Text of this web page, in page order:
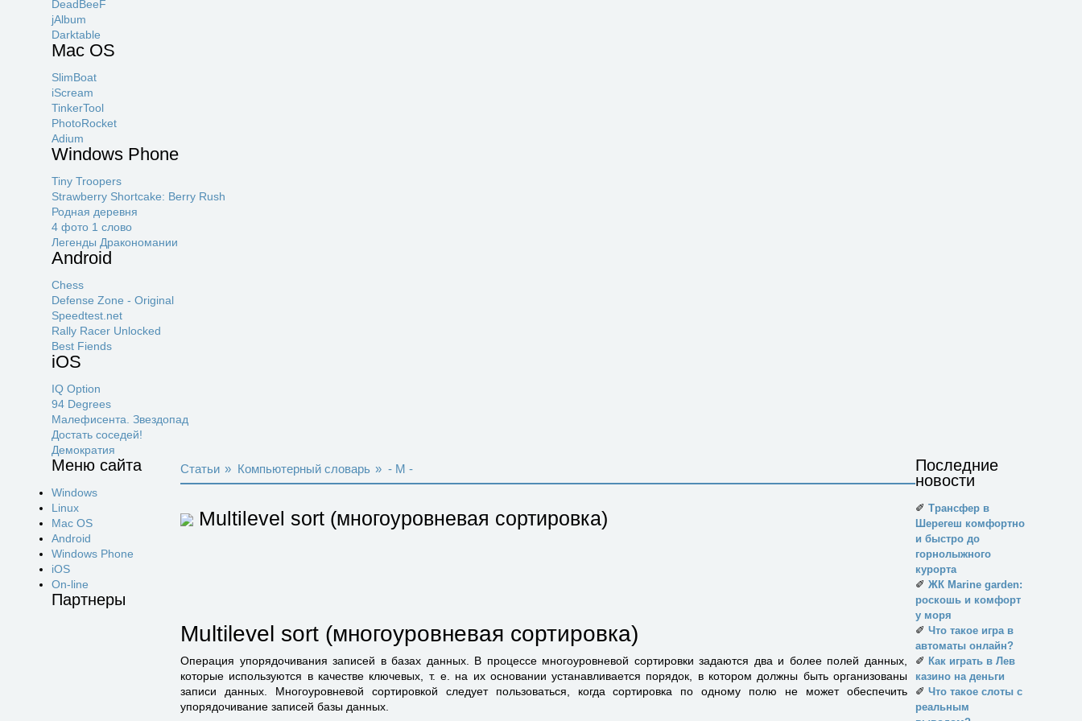
DeadBeeF
jAlbum
Darktable
Mac OS
SlimBoat
iScream
TinkerTool
PhotoRocket
Adium
Windows Phone
Tiny Troopers
Strawberry Shortcake: Berry Rush
Родная деревня
4 фото 1 слово
Легенды Дракономании
Android
Chess
Defense Zone - Original
Speedtest.net
Rally Racer Unlocked
Best Fiends
iOS
IQ Option
94 Degrees
Малефисента. Звездопад
Достать соседей!
Демократия
Меню сайта
Windows
Linux
Mac OS
Android
Windows Phone
iOS
On-line
Партнеры
Статьи » Компьютерный словарь » - M -
Multilevel sort (многоуровневая сортировка)
Multilevel sort (многоуровневая сортировка)
Операция упорядочивания записей в базах данных. В процессе многоуровневой сортировки задаются два и более полей данных,
которые используются в качестве ключевых, т. е. на их основании устанавливается порядок, в котором должны быть организованы
записи данных. Многоуровневой сортировкой следует пользоваться, когда сортировка по одному полю не может обеспечить
упорядочивание записей базы данных.
Последние
новости
✐ Трансфер в
Шерегеш комфортно
и быстро до
горнолыжного
курорта
✐ ЖК Marine garden:
роскошь и комфорт
у моря
✐ Что такое игра в
автоматы онлайн?
✐ Как играть в Лев
казино на деньги
✐ Что такое слоты с
реальным